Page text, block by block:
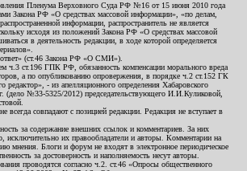
Пленума Верховного Суда РФ №16 от 15 июня 2010 года
Закона РФ «О средствах массовой информации», «по делам,
информации, распространитель не является
исходя из положений Закона РФ «О средствах массовой
в деятельность редакции, в ходе которой определяется
(ст.46 Закона РФ «О СМИ»).
ч.3 ст.196 ГПК РФ, обязанность компенсации морального вреда
а по опубликованию опровержения, в порядке ч.2 ст.152 ГК
редактор», - из апелляционного определения Хабаровского
(дело №33-5325/2012) председательствующего И.И.Куликовой,
всегда совпадают с позицией редакции. Редакция не вступает в
за содержание внешних ссылок и комментариев. За них
исключительно их правообладатели и авторы. Комментарии на
мнения. Блоги и форум не входят в электронное периодическое
за достоверность и наполняемость несут авторы.
проводятся согласно ч.2. ст.46 «Опросы общественного